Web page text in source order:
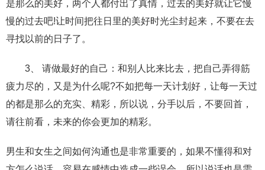
产妇食谱 同性恋 交往 搭讪 光棍节
是那么的美好，两个人都付出了真情，过去的美好就让它慢
慢的过去吧!让时间把往日里的美好时光尘封起来，不要在去
寻找以前的日子了。
3、 请做最好的自己：和别人比来比去，把自己弄得筋
疲力尽的，又是为什么呢?不如把每一天计划好，让每一天过
的都是那么的充实、精彩，所以说，分手以后，不要回首，
请往前看，未来的你会更加的精彩。
男生和女生之间如何沟通也是非常重要的，如果不懂得和对